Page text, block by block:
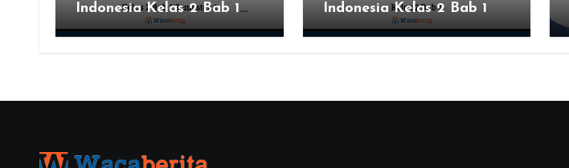
Indonesia Kelas 2 Bab 1
Semester 1
Indonesia Kelas 2 Bab 1